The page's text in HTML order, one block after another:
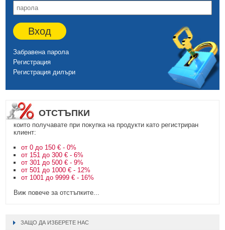
Вход
Забравена парола
Регистрация
Регистрация дилъри
ОТСТЪПКИ
които получавате при покупка на продукти като регистриран
клиент:
от 0 до 150 € - 0%
от 151 до 300 € - 6%
от 301 до 500 € - 9%
от 501 до 1000 € - 12%
от 1001 до 9999 € - 16%
Виж повече за отстъпките...
ЗАЩО ДА ИЗБЕРЕТЕ НАС